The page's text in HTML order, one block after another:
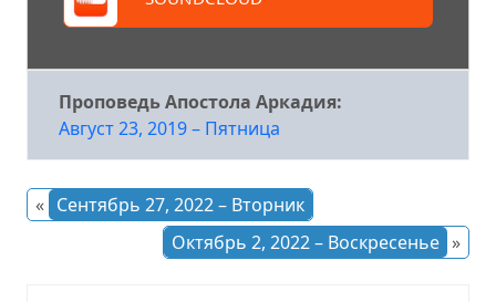
Проповедь Апостола Аркадия:
Август 23, 2019 – Пятница
« Сентябрь 27, 2022 – Вторник
Октябрь 2, 2022 – Воскресенье »